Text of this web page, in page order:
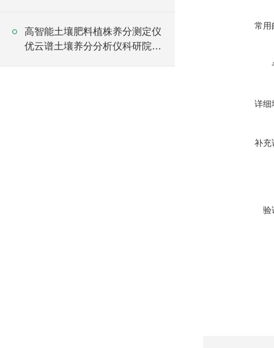
常用
详细
补充
验
高智能土壤肥料植株养分测定仪
优云谱土壤养分分析仪科研院所